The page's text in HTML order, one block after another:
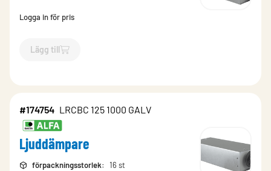
Logga in för pris
Lägg till
`$Lägg till
#174754 LRCBC 125 1000 GALV
Ljuddämpare
förpackningsstorlek: 16 st